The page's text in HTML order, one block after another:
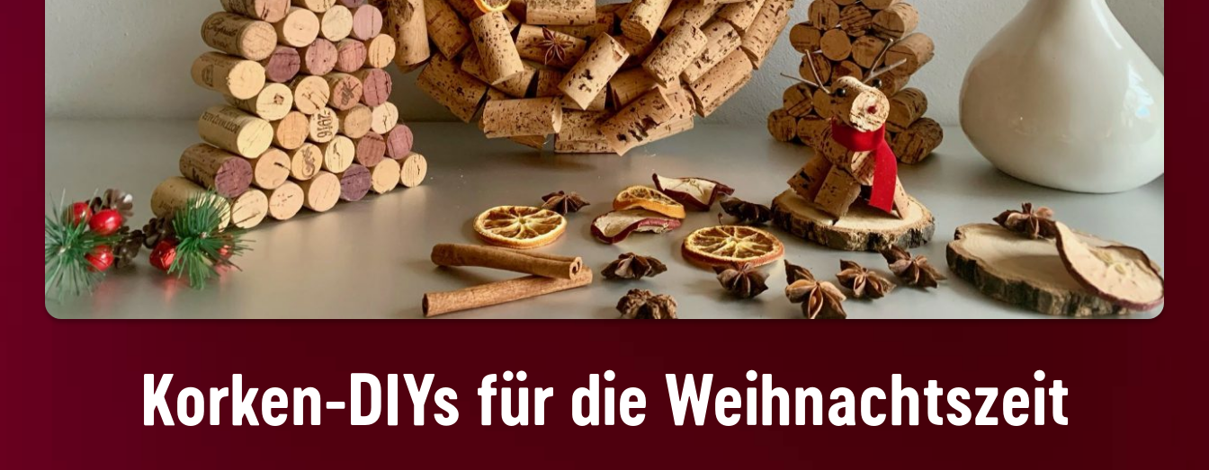
Korken-DIYs für die Weihnachtszeit